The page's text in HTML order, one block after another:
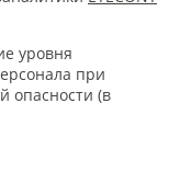
уровня
при
опасности (в